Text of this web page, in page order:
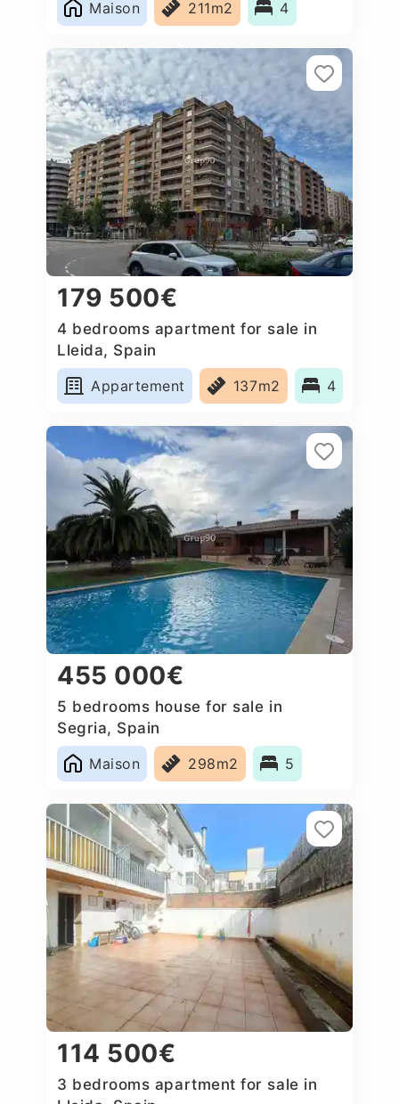
Maison 211m2 4
179 500€
4 bedrooms apartment for sale in
Lleida, Spain
Appartement
137m2 4
455 000€
5 bedrooms house for sale in
Segria, Spain
Maison
298m2 5
114 500€
3 bedrooms apartment for sale in